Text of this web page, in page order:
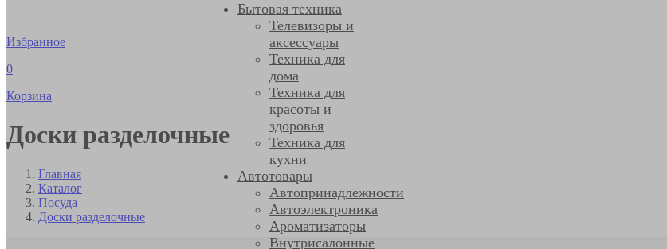
Бытовая техника
Телевизоры и
аксессуары
Техника для
дома
Техника для
красоты и
здоровья
Техника для
кухни
Автотовары
Автопринадлежности
Автоэлектроника
Ароматизаторы
Внутрисалонные
Избранное
0
Корзина
Доски разделочные
Главная
Каталог
Посуда
Доски разделочные